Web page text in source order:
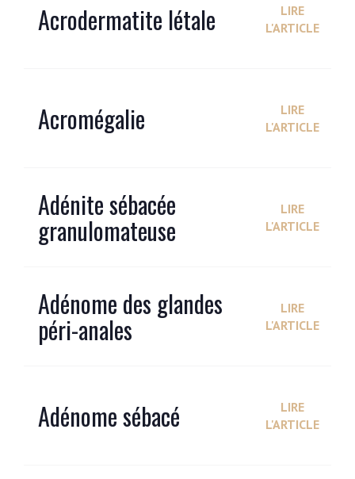
Acrodermatite létale
LIRE
L'ARTICLE
Acromégalie
LIRE
L'ARTICLE
Adénite sébacée
granulomateuse
LIRE
L'ARTICLE
Adénome des glandes
péri-anales
LIRE
L'ARTICLE
Adénome sébacé
LIRE
L'ARTICLE